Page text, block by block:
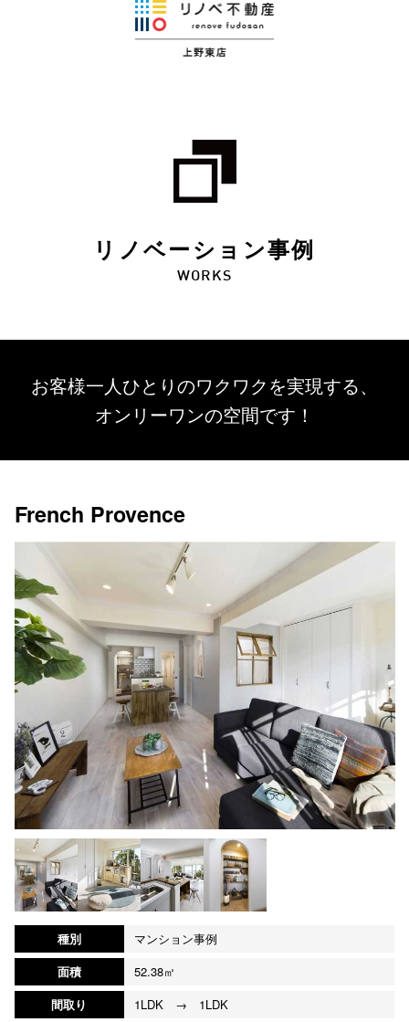
リノベーション事例
WORKS
お客様一人ひとりのワクワクを実現する、
オンリーワンの空間です！
French Provence
種別
マンション事例
面積
52.38㎡
間取り
1LDK → 1LDK